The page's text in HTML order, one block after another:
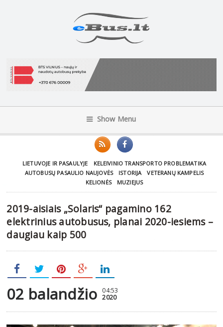
Show Menu
LIETUVOJE IR PASAULYJE
KELEIVINIO TRANSPORTO PROBLEMATIKA
AUTOBUSŲ PASAULIO NAUJOVĖS
ISTORIJA
VETERANŲ KAMPELIS
KELIONĖS
MUZIEJUS
2019-aisiais „Solaris“ pagamino 162
elektrinius autobusus, planai 2020-iesiems –
daugiau kaip 500
02 balandžio 04:53
2020